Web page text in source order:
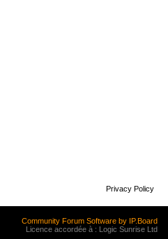
Privacy Policy
Community Forum Software by IP.Board
Licence accordée à : Logic Sunrise Ltd